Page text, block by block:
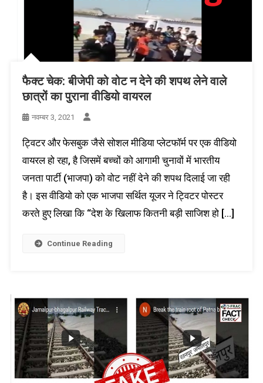
फैक्ट चेक: बीजेपी को वोट न देने की शपथ लेने वाले
छात्रों का पुराना वीडियो वायरल
नवम्बर 3, 2021
ट्विटर और फेसबुक जैसे सोशल मीडिया प्लेटफॉर्म पर एक वीडियो
वायरल हो रहा, है जिसमें बच्चों को आगामी चुनावों में भारतीय
जनता पार्टी (भाजपा) को वोट नहीं देने की शपथ दिलाई जा रही
है। इस वीडियो को एक भाजपा सर्थित यूजर ने ट्विटर पोस्टर
करते हुए लिखा कि “देश के खिलाफ कितनी बड़ी साजिश हो […]
Continue Reading